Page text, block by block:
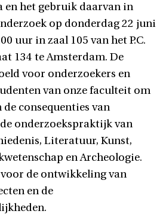
en het gebruik daarvan in
op donderdag 22 juni
uur in zaal 105 van het P.C.
134 te Amsterdam. De
voor onderzoekers en
van onze faculteit om
consequenties van
onderzoekspraktijk van
Literatuur, Kunst,
en Archeologie.
de ontwikkeling van
en de